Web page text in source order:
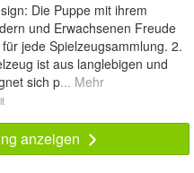
Die Puppe mit ihrem
und Erwachsenen Freude
jede Spielzeugsammlung. 2.
ist aus langlebigen und
sich p... Mehr
anzeigen